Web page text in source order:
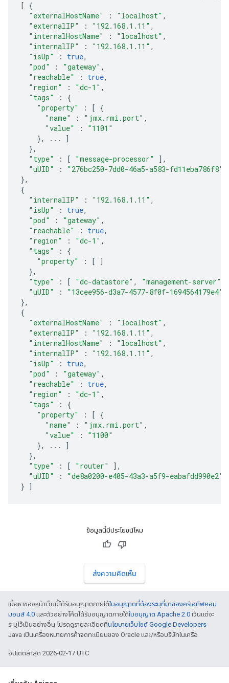
[ {
"externalHostName"
: "localhost" ,
"externalIP"
: "192.168.1.11" ,
"internalHostName"
: "localhost" ,
"internalIP"
: "192.168.1.11" ,
"isUp"
: true,
"pod"
: "gateway" ,
"reachable"
: true,
"region"
: "dc-1" ,
"tags"
:
{
"property"
: [ {
"name"
: "jmx.rmi.port" ,
"value"
:
"1101"
},
...
]
},
"type"
: [ "message-processor"
],
"uUID"
:
"276bc250-7dd0-46a5-a583-fd11eba786f8"
},
{
"internalIP"
: "192.168.1.11" ,
"isUp"
: true,
"pod"
: "gateway" ,
"reachable"
: true,
"region"
: "dc-1" ,
"tags"
:
{
"property"
: [
]
},
"type"
: [ "dc-datastore" , "management-server"
"uUID"
:
"13cee956-d3a7-4577-8f0f-1694564179e4"
},
{
"externalHostName"
: "localhost" ,
"externalIP"
: "192.168.1.11" ,
"internalHostName"
: "localhost" ,
"internalIP"
: "192.168.1.11" ,
"isUp"
: true,
"pod"
: "gateway" ,
"reachable"
: true,
"region"
: "dc-1" ,
"tags"
:
{
"property"
: [ {
"name"
: "jmx.rmi.port" ,
"value"
:
"1100"
},
...
]
},
"type"
: [ "router"
],
"uUID"
:
"de8a0200-e405-43a3-a5f9-eabafdd990e2"
} ]
ข้อมูลนี้มีประโยชน์ไหม
ส่งความคิดเห็น
เนื้อหาของหน้าเว็บนี้ได้รับอนุญาตภายใต้ใบอนุญาตที่ต้องระบุที่มาของครีเอทีฟคอม
มอนส์ 4.0 และตัวอย่างโค้ดได้รับอนุญาตภายใต้ใบอนุญาต Apache 2.0 เว้นแต่จะ
ระบุไว้เป็นอย่างอื่น โปรดดูรายละเอียดที่นโยบายเว็บไซต์ Google Developers
Java เป็นเครื่องหมายการค้าจดทะเบียนของ Oracle และ/หรือบริษัทในเครือ
อัปเดตล่าสุด 2026-02-17 UTC